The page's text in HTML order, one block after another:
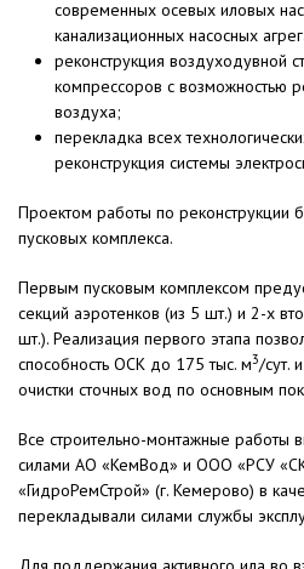
современных осевых иловых
канализационных насосных
реконструкция воздуходувной
компрессоров с возможностью
воздуха;
перекладка всех
реконструкция системы
Проектом работы по реконструкции
пусковых комплекса.
Первым пусковым комплексом
секций аэротенков (из 5 шт.) и 2-х
шт.). Реализация первого этапа
способность ОСК до 175 тыс. м3/сут.
очистки сточных вод по основным
Все строительно-монтажные работы
силами АО «КемВод» и ООО «РСУ
«ГидроРемСтрой» (г. Кемерово) в
перекладывали силами службы